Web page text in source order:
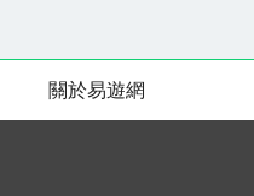
關於易遊網